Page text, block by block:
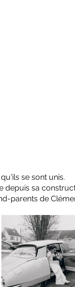
se sont unis.
sa
parents de